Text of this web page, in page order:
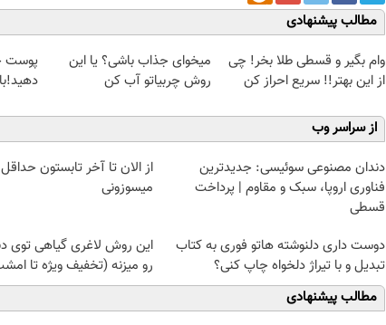
مطالب پیشنهادی
وام بگیر و قسطی طلا بخر! چی
از این بهتر!! سریع احراز کن
میخوای جذاب باشی؟ یا این
روش چربیاتو آب کن
پوست
از سراسر وب
دندان مصنوعی سوئیسی: جدیدترین
فناوری اروپا، سبک و مقاوم | پرداخت
قسطی
میسوزونی
دوست داری دلنوشته هاتو فوری به کتاب
تبدیل و با تیراژ دلخواه چاپ کنی؟
این روش لاغری گیاهی توی
رو میزنه (تخفیف ویژه تا
مطالب پیشنهادی